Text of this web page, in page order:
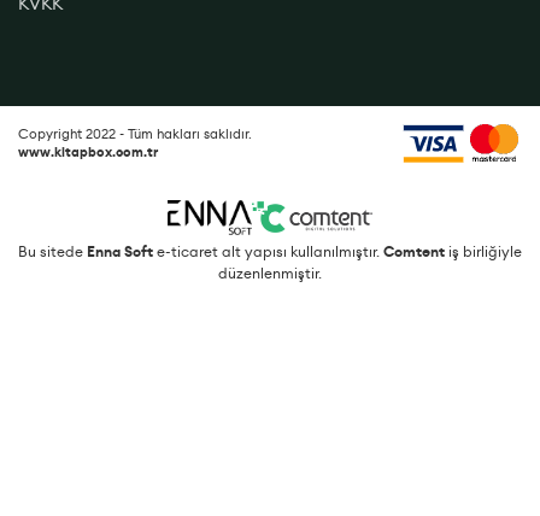
Copyright 2022 - Tüm hakları saklıdır.
www.kitapbox.com.tr
Bu sitede Enna Soft e-ticaret alt yapısı kullanılmıştır. Comtent iş birliğiyle
düzenlenmiştir.